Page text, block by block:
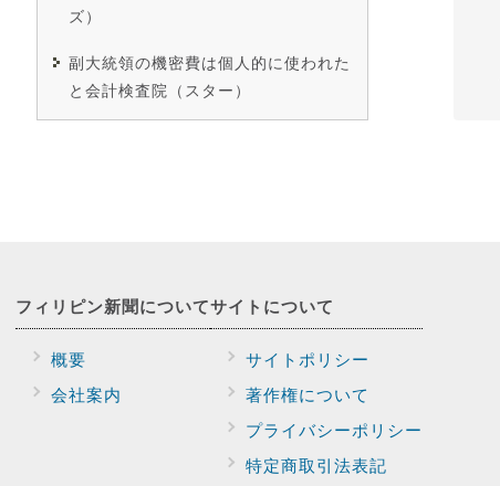
ズ）
副大統領の機密費は個人的に使われた
と会計検査院（スター）
フィリピン新聞について
概要
会社案内
サイトについて
サイトポリシー
著作権について
プライバシーポリシー
特定商取引法表記